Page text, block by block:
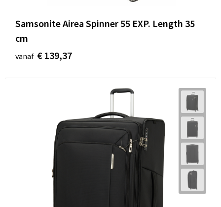
Samsonite Airea Spinner 55 EXP. Length 35
cm
vanaf € 139,37